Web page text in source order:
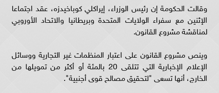
وقالت الحكومة إن رئيس الوزراء، إيراكلي كوباخيدزه، عقد اجتماعا
الإثنين مع سفراء الولايات المتحدة وبريطانيا والاتحاد الأوروبي
لمناقشة مشروع القانون.
وينص مشروع القانون على اعتبار المنظمات غير التجارية ووسائل
الإعلام الإخبارية التي تتلقى 20 بالمئة أو أكثر من تمويلها من
الخارج، أنها تسعى "لتحقيق مصالح قوى أجنبية".